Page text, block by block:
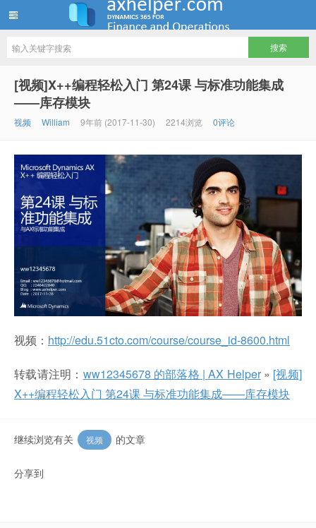
[视频]X++编程轻松入门 第24课 与标准功能集成
——库存模块
视频 William 9年前 (2017-11-30) 2214浏览 0评论
视频： http://edu.51cto.com/course/course_id-8600.html
转载请注明： ww12345678 的部落格 | AX Helper» [视频]
X++编程轻松入门 第24课 与标准功能集成——库存模块
继续浏览有关 视频 的文章
分享到